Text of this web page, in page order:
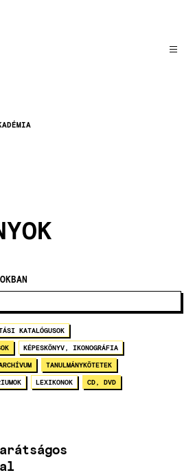
KATALÓGUSOK
KÉPESKÖNYV, IKONOGRÁFIA
TANULMÁNYKÖTETEK
LEXIKONOK CD, DVD